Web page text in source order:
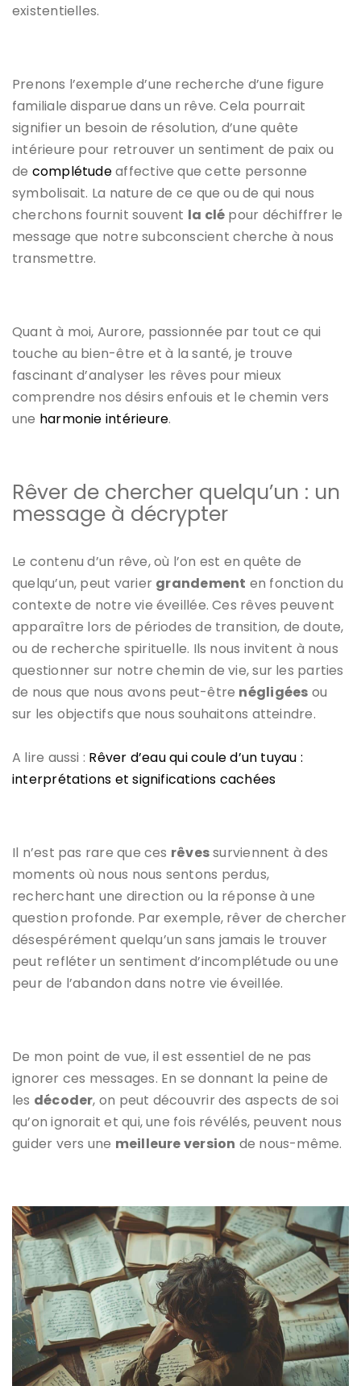
existentielles.
Prenons l’exemple d’une recherche d’une figure
familiale disparue dans un rêve. Cela pourrait
signifier un besoin de résolution, d’une quête
intérieure pour retrouver un sentiment de paix ou
de complétudeaffective que cette personne
symbolisait. La nature de ce que ou de qui nous
cherchons fournit souvent la clé pour déchiffrer le
message que notre subconscient cherche à nous
transmettre.
Quant à moi, Aurore, passionnée par tout ce qui
touche au bien-être et à la santé, je trouve
fascinant d’analyser les rêves pour mieux
comprendre nos désirs enfouis et le chemin vers
une harmonie intérieure.
Rêver de chercher quelqu’un : un
message à décrypter
Le contenu d’un rêve, où l’on est en quête de
quelqu’un, peut varier grandement en fonction du
contexte de notre vie éveillée. Ces rêves peuvent
apparaître lors de périodes de transition, de doute,
ou de recherche spirituelle. Ils nous invitent à nous
questionner sur notre chemin de vie, sur les parties
de nous que nous avons peut-être négligées ou
sur les objectifs que nous souhaitons atteindre.
A lire aussi : Rêver d’eau qui coule d’un tuyau :
interprétations et significations cachées
Il n’est pas rare que ces rêvessurviennent à des
moments où nous nous sentons perdus,
recherchant une direction ou la réponse à une
question profonde. Par exemple, rêver de chercher
désespérément quelqu’un sans jamais le trouver
peut refléter un sentiment d’incomplétude ou une
peur de l’abandon dans notre vie éveillée.
De mon point de vue, il est essentiel de ne pas
ignorer ces messages. En se donnant la peine de
les décoder, on peut découvrir des aspects de soi
qu’on ignorait et qui, une fois révélés, peuvent nous
guider vers une meilleure version de nous-même.